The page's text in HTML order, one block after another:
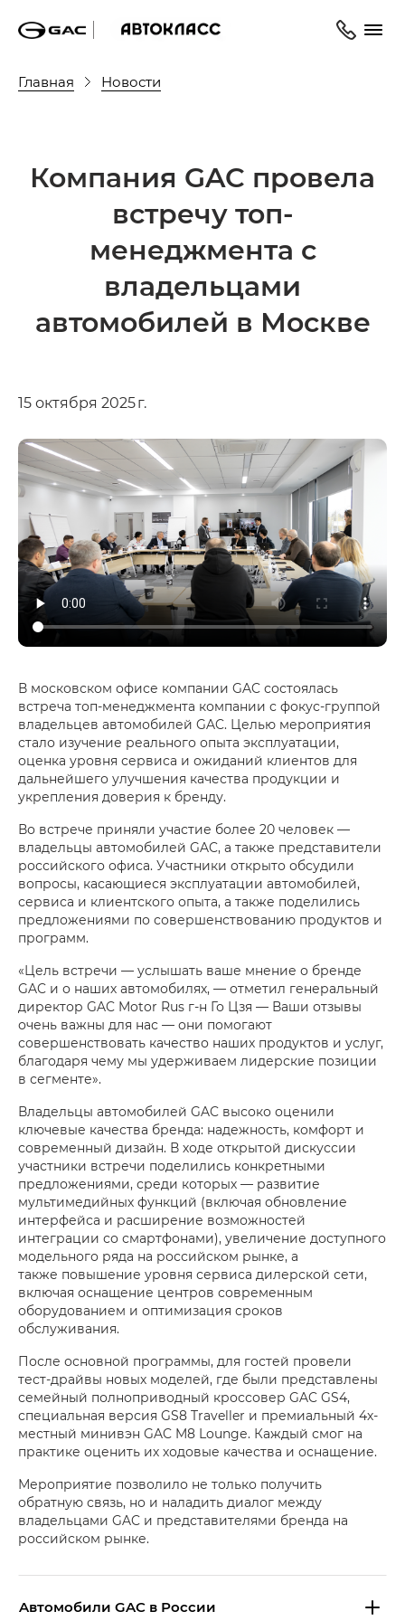
Главная Новости
Компания GAC провела
встречу топ-
менеджмента с
владельцами
автомобилей в Москве
15 октября 2025 г.
В московском офисе компании GAC состоялась
встреча топ-менеджмента компании с фокус-группой
владельцев автомобилей GAC. Целью мероприятия
стало изучение реального опыта эксплуатации,
оценка уровня сервиса и ожиданий клиентов для
дальнейшего улучшения качества продукции и
укрепления доверия к бренду.
Во встрече приняли участие более 20 человек —
владельцы автомобилей GAC, а также представители
российского офиса. Участники открыто обсудили
вопросы, касающиеся эксплуатации автомобилей,
сервиса и клиентского опыта, а также поделились
предложениями по совершенствованию продуктов и
программ.
«Цель встречи — услышать ваше мнение о бренде
GAC и о наших автомобилях, — отметил генеральный
директор GAC Motor Rus г-н Го Цзя — Ваши отзывы
очень важны для нас — они помогают
совершенствовать качество наших продуктов и услуг,
благодаря чему мы удерживаем лидерские позиции
в сегменте».
Владельцы автомобилей GAC высоко оценили
ключевые качества бренда: надежность, комфорт и
современный дизайн. В ходе открытой дискуссии
участники встречи поделились конкретными
предложениями, среди которых — развитие
мультимедийных функций (включая обновление
интерфейса и расширение возможностей
интеграции со смартфонами), увеличение доступного
модельного ряда на российском рынке, а
также повышение уровня сервиса дилерской сети,
включая оснащение центров современным
оборудованием и оптимизация сроков
обслуживания.
После основной программы, для гостей провели
тест-драйвы новых моделей, где были представлены
семейный полноприводный кроссовер GAC GS4,
специальная версия GS8 Traveller и премиальный 4х-
местный минивэн GAC M8 Loungе. Каждый смог на
практике оценить их ходовые качества и оснащение.
Мероприятие позволило не только получить
обратную связь, но и наладить диалог между
владельцами GAC и представителями бренда на
российском рынке.
Aвтомобили GAC в России